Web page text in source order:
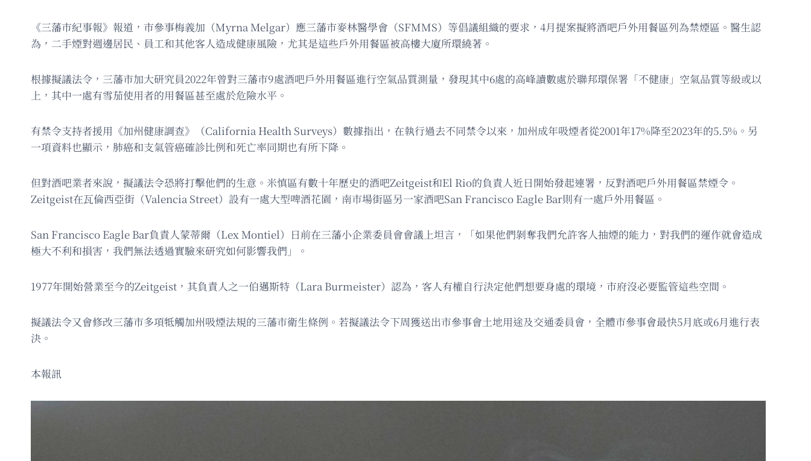
《三藩市紀事報》報道，市參事梅義加（Myrna Melgar）應三藩市麥林醫學會（SFMMS）等倡議組織的要求，4月提案擬將酒吧戶外用餐區列為禁煙區。醫生認
為，二手煙對週邊居民、員工和其他客人造成健康風險，尤其是這些戶外用餐區被高樓大廈所環繞著。
根據擬議法令，三藩市加大研究員2022年曾對三藩市9處酒吧戶外用餐區進行空氣品質測量，發現其中6處的高峰讀數處於聯邦環保署「不健康」空氣品質等級或以
上，其中一處有雪茄使用者的用餐區甚至處於危險水平。
有禁令支持者援用《加州健康調查》（California Health Surveys）數據指出，在執行過去不同禁令以來，加州成年吸煙者從2001年17%降至2023年的5.5%。另
一項資料也顯示，肺癌和支氣管癌確診比例和死亡率同期也有所下降。
但對酒吧業者來說，擬議法令恐將打擊他們的生意。米慎區有數十年歷史的酒吧Zeitgeist和El Rio的負責人近日開始發起連署，反對酒吧戶外用餐區禁煙令。
Zeitgeist在瓦倫西亞街（Valencia Street）設有一處大型啤酒花園，南市場街區另一家酒吧San Francisco Eagle Bar則有一處戶外用餐區。
San Francisco Eagle Bar負責人蒙蒂爾（Lex Montiel）日前在三藩小企業委員會會議上坦言，「如果他們剝奪我們允許客人抽煙的能力，對我們的運作就會造成
極大不利和損害，我們無法透過實驗來研究如何影響我們」。
1977年開始營業至今的Zeitgeist，其負責人之一伯邁斯特（Lara Burmeister）認為，客人有權自行決定他們想要身處的環境，市府沒必要監管這些空間。
擬議法令又會修改三藩市多項牴觸加州吸煙法規的三藩市衛生條例。若擬議法令下周獲送出市參事會土地用途及交通委員會，全體市參事會最快5月底或6月進行表
決。
本報訊